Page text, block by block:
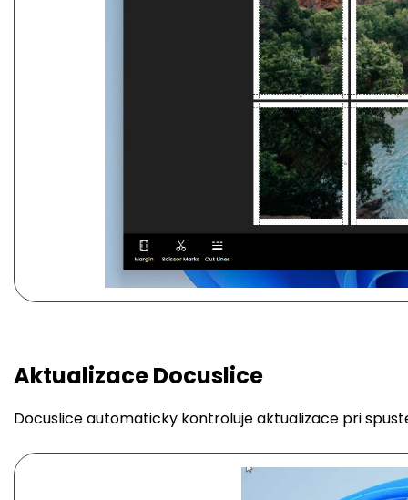
Aktualizace Docuslice
Docuslice automaticky kontroluje aktualizace pri